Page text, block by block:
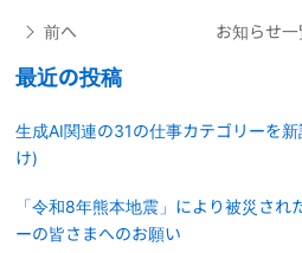
前へ お知らせ一
最近の投稿
生成AI関連の31の仕事カテゴリーを
け)
「令和8年熊本地震」により被災さ
ーの皆さまへのお願い